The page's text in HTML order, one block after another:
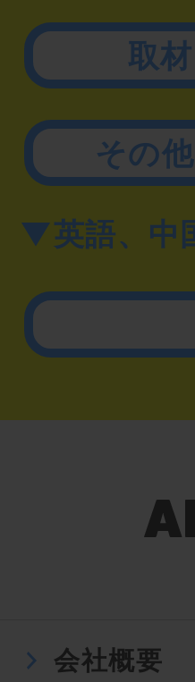
取
その
▼英語、中
会社概要